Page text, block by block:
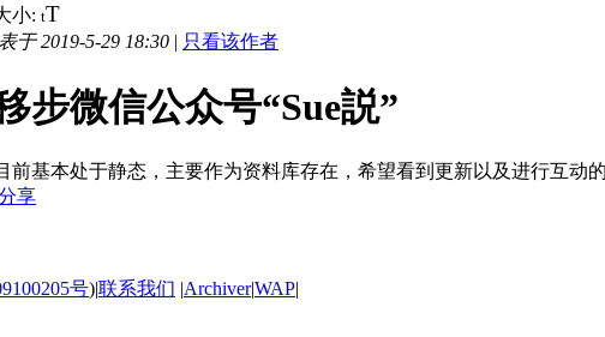
小: tT
于 2019-5-29 18:30 | 只看该作者
步微信公众号“Sue説”
前基本处于静态，主要作为资料库存在，希望看到更新以及进行互动
享
号)|联系我们 |Archiver|WAP|